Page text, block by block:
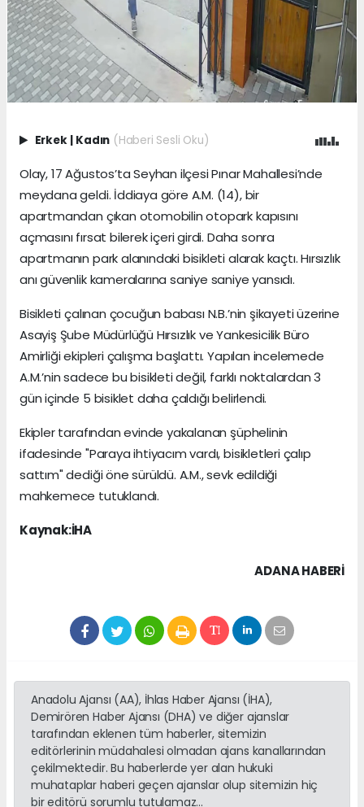
Erkek | Kadın (Haberi Sesli Oku)
Olay, 17 Ağustos’ta Seyhan ilçesi Pınar Mahallesi’nde
meydana geldi. İddiaya göre A.M. (14), bir
apartmandan çıkan otomobilin otopark kapısını
açmasını fırsat bilerek içeri girdi. Daha sonra
apartmanın park alanındaki bisikleti alarak kaçtı. Hırsızlık
anı güvenlik kameralarına saniye saniye yansıdı.
Bisikleti çalınan çocuğun babası N.B.’nin şikayeti üzerine
Asayiş Şube Müdürlüğü Hırsızlık ve Yankesicilik Büro
Amirliği ekipleri çalışma başlattı. Yapılan incelemede
A.M.’nin sadece bu bisikleti değil, farklı noktalardan 3
gün içinde 5 bisiklet daha çaldığı belirlendi.
Ekipler tarafından evinde yakalanan şüphelinin
ifadesinde "Paraya ihtiyacım vardı, bisikletleri çalıp
sattım" dediği öne sürüldü. A.M., sevk edildiği
mahkemece tutuklandı.
Kaynak:İHA
ADANA HABERİ
Anadolu Ajansı (AA), İhlas Haber Ajansı (İHA),
Demirören Haber Ajansı (DHA) ve diğer ajanslar
tarafından eklenen tüm haberler, sitemizin
editörlerinin müdahalesi olmadan ajans kanallarından
çekilmektedir. Bu haberlerde yer alan hukuki
muhataplar haberi geçen ajanslar olup sitemizin hiç
bir editörü sorumlu tutulamaz...